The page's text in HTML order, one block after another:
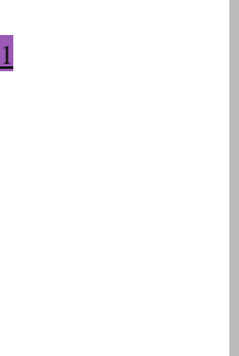
1